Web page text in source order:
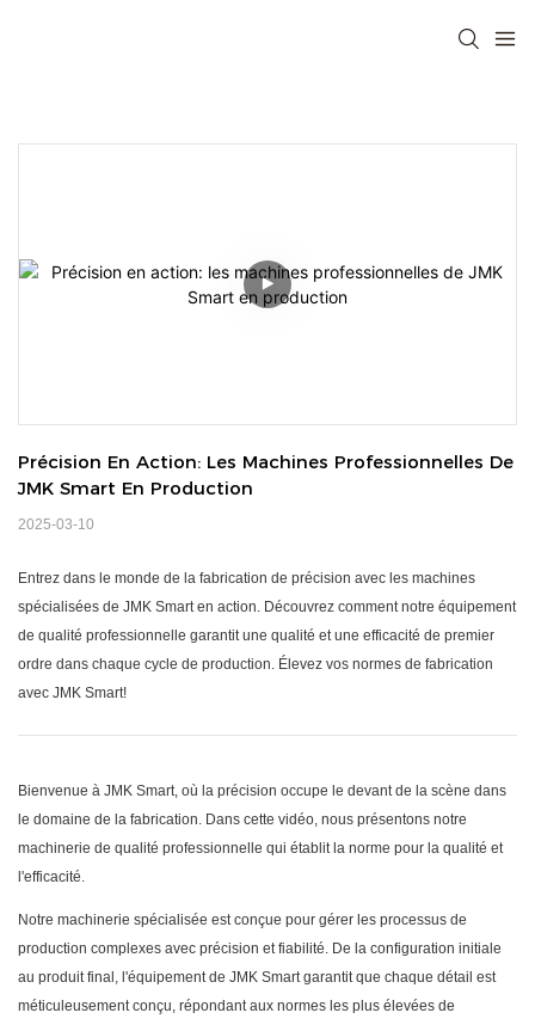
Précision En Action: Les Machines Professionnelles De
JMK Smart En Production
2025-03-10
Entrez dans le monde de la fabrication de précision avec les machines
spécialisées de JMK Smart en action. Découvrez comment notre équipement
de qualité professionnelle garantit une qualité et une efficacité de premier
ordre dans chaque cycle de production. Élevez vos normes de fabrication
avec JMK Smart!
Bienvenue à JMK Smart, où la précision occupe le devant de la scène dans
le domaine de la fabrication. Dans cette vidéo, nous présentons notre
machinerie de qualité professionnelle qui établit la norme pour la qualité et
l'efficacité.
Notre machinerie spécialisée est conçue pour gérer les processus de
production complexes avec précision et fiabilité. De la configuration initiale
au produit final, l'équipement de JMK Smart garantit que chaque détail est
méticuleusement conçu, répondant aux normes les plus élevées de